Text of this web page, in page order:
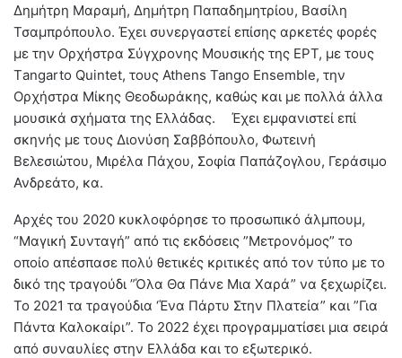
Δημήτρη Μαραμή, Δημήτρη Παπαδημητρίου, Βασίλη
Τσαμπρόπουλο. Έχει συνεργαστεί επίσης αρκετές φορές
με την Ορχήστρα Σύγχρονης Μουσικής της ΕΡΤ, με τους
Τangarto Quintet, τoυς Athens Tango Εnsemble, την
Ορχήστρα Μίκης Θεοδωράκης, καθώς και με πολλά άλλα
μουσικά σχήματα της Ελλάδας. Έχει εμφανιστεί επί
σκηνής με τους Διονύση Σαββόπουλο, Φωτεινή
Βελεσιώτου, Μιρέλα Πάχου, Σοφία Παπάζογλου, Γεράσιμο
Ανδρεάτο, κα.
Αρχές του 2020 κυκλοφόρησε το προσωπικό άλμπουμ,
“Μαγική Συνταγή” από τις εκδόσεις ”Μετρονόμος” το
οποίο απέσπασε πολύ θετικές κριτικές από τον τύπο με το
δικό της τραγούδι ”Όλα Θα Πάνε Μια Χαρά” να ξεχωρίζει.
Το 2021 τα τραγούδια ‘Ένα Πάρτυ Στην Πλατεία” και ”Για
Πάντα Καλοκαίρι”. Το 2022 έχει προγραμματίσει μια σειρά
από συναυλίες στην Ελλάδα και το εξωτερικό.